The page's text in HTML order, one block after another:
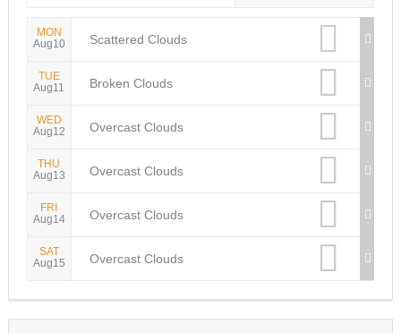
MON
Aug10
Scattered Clouds
TUE
Aug11
Broken Clouds
WED
Aug12
Overcast Clouds
THU
Aug13
Overcast Clouds
FRI
Aug14
Overcast Clouds
SAT
Aug15
Overcast Clouds